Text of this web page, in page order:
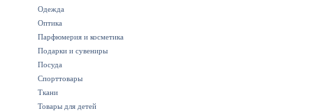
Одежда
Оптика
Парфюмерия и косметика
Подарки и сувениры
Посуда
Спорттовары
Ткани
Товары для детей